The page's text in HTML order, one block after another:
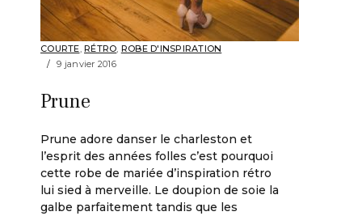
COURTE, RÉTRO, ROBE D'INSPIRATION
9 janvier 2016
Prune
Prune adore danser le charleston et
l’esprit des années folles c’est pourquoi
cette robe de mariée d’inspiration rétro
lui sied à merveille. Le doupion de soie la
galbe parfaitement tandis que les